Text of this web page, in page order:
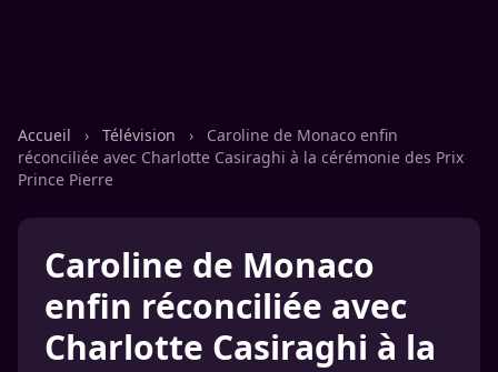
Accueil › Télévision ›
Caroline de Monaco enfin
réconciliée avec Charlotte Casiraghi à la cérémonie des Prix
Prince Pierre
Caroline de Monaco
enfin réconciliée avec
Charlotte Casiraghi à la